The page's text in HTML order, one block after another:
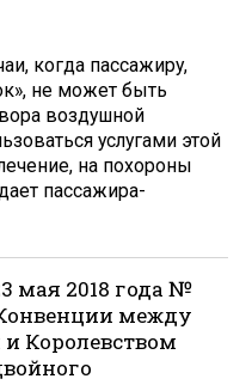
когда пассажиру,
не может быть
воздушной
услугами этой
на похороны
пассажира-
мая 2018 года №
между
Королевством